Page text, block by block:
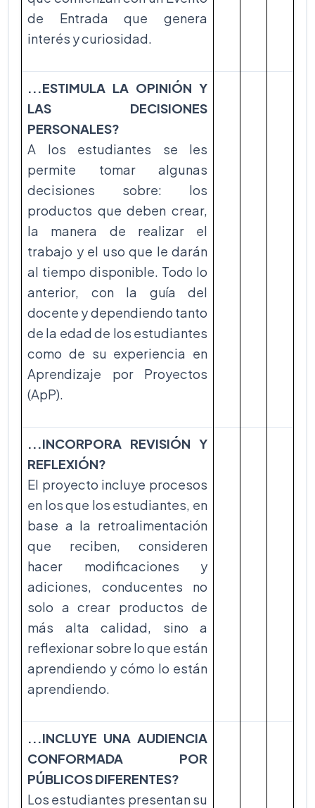
de Entrada que genera
interés y curiosidad.
...ESTIMULA LA OPINIÓN Y
LAS DECISIONES
PERSONALES?
A los estudiantes se les
permite tomar algunas
decisiones sobre: los
productos que deben crear,
la manera de realizar el
trabajo y el uso que le darán
al tiempo disponible. Todo lo
anterior, con la guía del
docente y dependiendo tanto
de la edad de los estudiantes
como de su experiencia en
Aprendizaje por Proyectos
(ApP).
...INCORPORA REVISIÓN Y
REFLEXIÓN?
El proyecto incluye procesos
en los que los estudiantes, en
base a la retroalimentación
que reciben, consideren
hacer modificaciones y
adiciones, conducentes no
solo a crear productos de
más alta calidad, sino a
reflexionar sobre lo que están
aprendiendo y cómo lo están
aprendiendo.
...INCLUYE UNA AUDIENCIA
CONFORMADA POR
PÚBLICOS DIFERENTES?
Los estudiantes presentan su